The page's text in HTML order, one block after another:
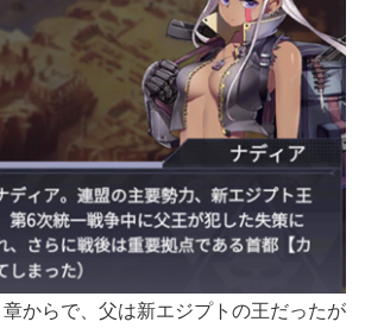
からで、父は新エジプトの王だったが